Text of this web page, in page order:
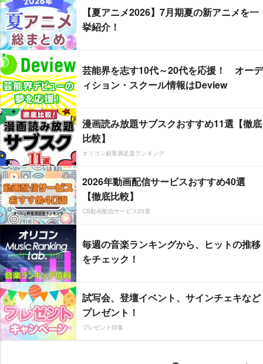
【夏アニメ2026】7月期夏の新アニメを一
挙紹介！
芸能界を志す10代～20代を応援！ オーデ
ィション・スクール情報はDeview
漫画読み放題サブスクおすすめ11選【徹底
比較】
オリコン顧客満足度ランキング
2026年動画配信サービスおすすめ40選
【徹底比較】
CS動画配信サービス20選
毎週の音楽ランキングから、ヒットの推移
をチェック！
試写会、登壇イベント、サインチェキなど
プレゼント！
プレゼント特集